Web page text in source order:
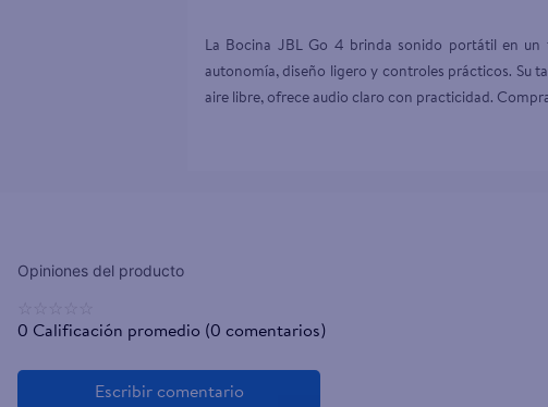
La Bocina JBL Go 4 brinda sonido portátil en
autonomía, diseño ligero y controles prácticos. Su
aire libre, ofrece audio claro con practicidad.
0 Calificación promedio (0 comentarios)